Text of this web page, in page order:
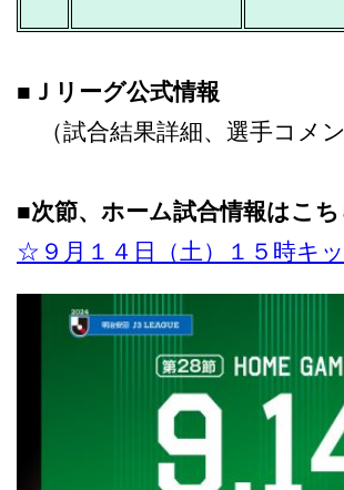
■Ｊリーグ公式情報
（試合結果詳細、選手コメ
■次節、ホーム試合情報はこち
☆９月１４日（土）１５時キ